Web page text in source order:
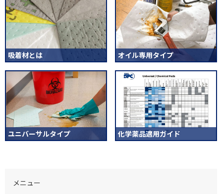
吸着材とは オイル専用タイプ
ユニバーサルタイプ 化学薬品適用ガイド
メニュー